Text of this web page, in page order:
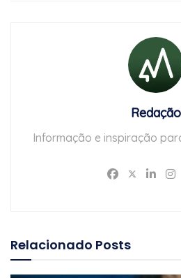
Redação
Informação e inspiração
Relacionado Posts